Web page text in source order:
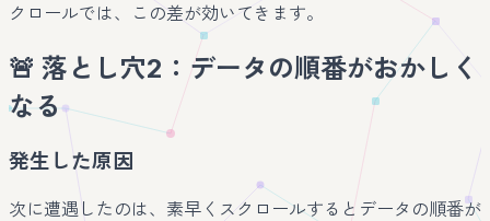
クロールでは、この差が効いてきます。
🚨 落とし穴2：データの順番がおかしく
なる
発生した原因
次に遭遇したのは、素早くスクロールするとデータの順番が